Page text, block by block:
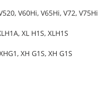
V60Hi, V65Hi, V72, V75Hi
XL H1S, XLH1S
XH G1S, XH G1S